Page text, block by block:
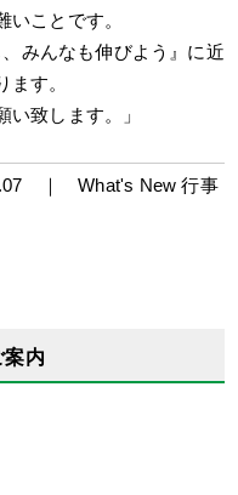
ことです。
みんなも伸びよう』に近
ます。
致します。」
｜What's New 行事
案内